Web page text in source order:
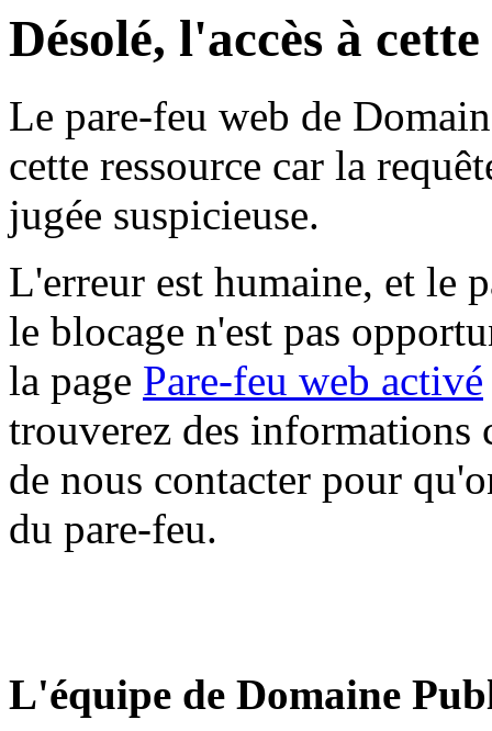
Désolé, l'accès à
Le pare-feu web de
cette ressource car la
jugée suspicieuse.
L'erreur est humaine, et le
le blocage n'est pas
la page Pare-feu web activé
trouverez des informations
de nous contacter pour
du pare-feu.
L'équipe de Domaine